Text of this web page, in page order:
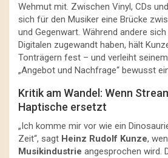
Wehmut mit. Zwischen Vinyl, CDs
sich für den Musiker eine Brücke
und Gegenwart. Während andere
Digitalen zugewandt haben, hält
Tonträgern fest – und verleiht
„Angebot und Nachfrage“ bewusst
Kritik am Wandel: Wenn
Haptische ersetzt
„Ich komme mir vor wie ein
Zeit“, sagt Heinz Rudolf Kunze,
Musikindustrie angesprochen wird.